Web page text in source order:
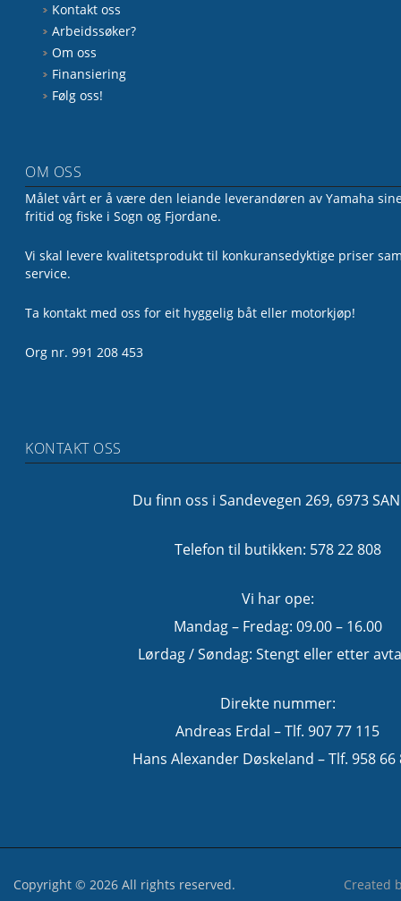
Kontakt oss
Arbeidssøker?
Om oss
Finansiering
Følg oss!
OM OSS
Målet vårt er å være den leiande leverandøren av Yamaha
fritid og fiske i Sogn og Fjordane.
Vi skal levere kvalitetsprodukt til konkuransedyktige priser
service.
Ta kontakt med oss for eit hyggelig båt eller motorkjøp!
Org nr. 991 208 453
KONTAKT OSS
Du finn oss i Sandevegen 269, 6973
Telefon til butikken: 578 22 808
Vi har ope:
Mandag – Fredag: 09.00 – 16.00
Lørdag / Søndag: Stengt eller etter
Direkte nummer:
Andreas Erdal – Tlf. 907 77 115
Hans Alexander Døskeland – Tlf. 958 66
Copyright © 2026 All rights reserved. Created